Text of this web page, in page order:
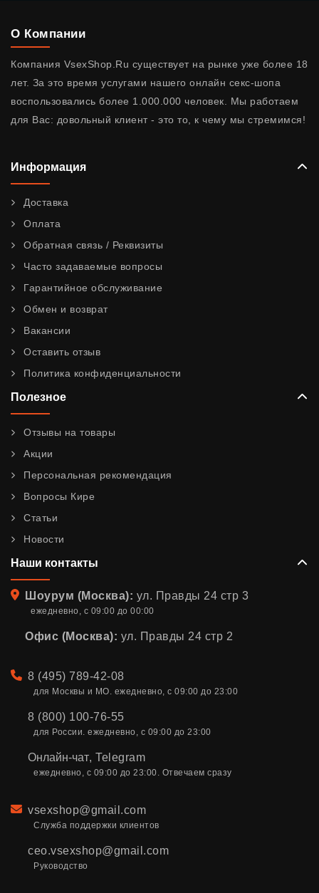
О Компании
Компания VsexShop.Ru существует на рынке уже более 18
лет. За это время услугами нашего онлайн секс-шопа
воспользовались более 1.000.000 человек. Мы работаем
для Вас: довольный клиент - это то, к чему мы стремимся!
Информация
Доставка
Оплата
Обратная связь / Реквизиты
Часто задаваемые вопросы
Гарантийное обслуживание
Обмен и возврат
Вакансии
Оставить отзыв
Политика конфиденциальности
Полезное
Отзывы на товары
Акции
Персональная рекомендация
Вопросы Кире
Статьи
Новости
Наши контакты
Адрес
Шоурум (Москва): ул. Правды 24 стр 3
ежедневно, с 09:00 до 00:00
Офис (Москва): ул. Правды 24 стр 2
Телефон
8 (495) 789-42-08
для Москвы и МО. ежедневно, с 09:00 до 23:00
8 (800) 100-76-55
для России. ежедневно, с 09:00 до 23:00
Онлайн-чат, Telegram
ежедневно, с 09:00 до 23:00. Отвечаем сразу
Email
vsexshop@gmail.com
Служба поддержки клиентов
ceo.vsexshop@gmail.com
Руководство